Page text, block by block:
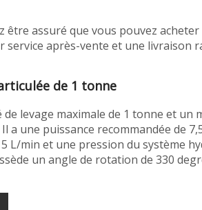
assuré que vous pouvez
après-vente et une livraison
de 1 tonne
levage maximale de 1 tonne et un
a une puissance recommandée de
L/min et une pression du système
un angle de rotation de 330